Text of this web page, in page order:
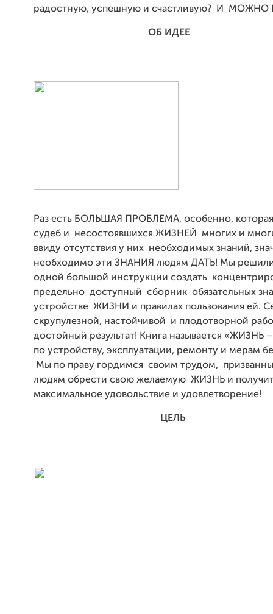
радостную, успешную и счастливую? И
ОБ ИДЕЕ
Раз есть БОЛЬШАЯ ПРОБЛЕМА, особенно, которая
судеб и несостоявшихся ЖИЗНЕЙ многих и
ввиду отсутствия у них необходимых знаний,
необходимо эти ЗНАНИЯ людям ДАТЬ! Мы
одной большой инструкции создать
предельно доступный сборник обязательных
устройстве ЖИЗНИ и правилах пользования ей.
скрупулезной, настойчивой и плодотворной
достойный результат! Книга называется «ЖИЗНЬ
по устройству, эксплуатации, ремонту и мерам
Мы по праву гордимся своим трудом,
людям обрести свою желаемую ЖИЗНЬ и
максимальное удовольствие и удовлетворение!
ЦЕЛЬ